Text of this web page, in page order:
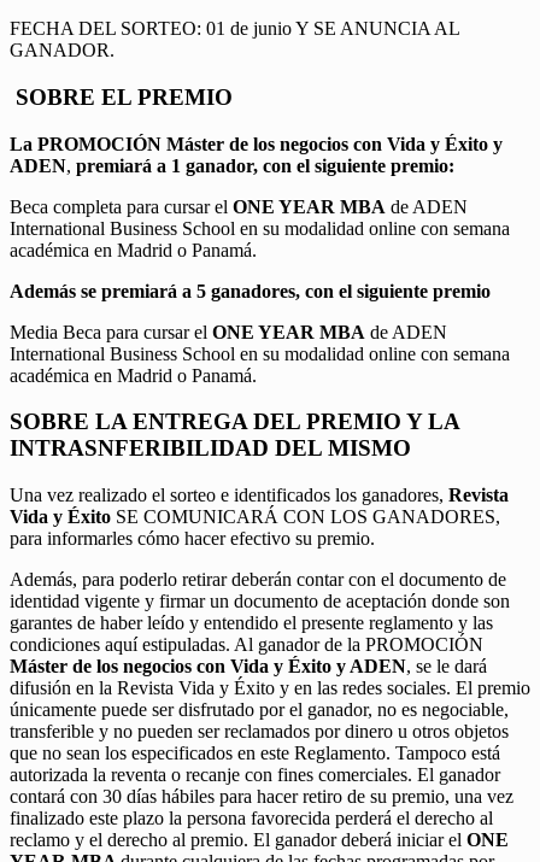
FECHA DEL SORTEO: 01 de junio Y SE ANUNCIA AL
GANADOR.
SOBRE EL PREMIO
La PROMOCIÓN Máster de los negocios con Vida y Éxito y
ADEN, premiará a 1 ganador, con el siguiente premio:
Beca completa para cursar el ONE YEAR MBA de ADEN
International Business School en su modalidad online con semana
académica en Madrid o Panamá.
Además se premiará a 5 ganadores, con el siguiente premio
Media Beca para cursar el ONE YEAR MBA de ADEN
International Business School en su modalidad online con semana
académica en Madrid o Panamá.
SOBRE LA ENTREGA DEL PREMIO Y LA
INTRASNFERIBILIDAD DEL MISMO
Una vez realizado el sorteo e identificados los ganadores, Revista
Vida y Éxito SE COMUNICARÁ CON LOS GANADORES,
para informarles cómo hacer efectivo su premio.
Además, para poderlo retirar deberán contar con el documento de
identidad vigente y firmar un documento de aceptación donde son
garantes de haber leído y entendido el presente reglamento y las
condiciones aquí estipuladas. Al ganador de la PROMOCIÓN
Máster de los negocios con Vida y Éxito y ADEN, se le dará
difusión en la Revista Vida y Éxito y en las redes sociales. El premio
únicamente puede ser disfrutado por el ganador, no es negociable,
transferible y no pueden ser reclamados por dinero u otros objetos
que no sean los especificados en este Reglamento. Tampoco está
autorizada la reventa o recanje con fines comerciales. El ganador
contará con 30 días hábiles para hacer retiro de su premio, una vez
finalizado este plazo la persona favorecida perderá el derecho al
reclamo y el derecho al premio. El ganador deberá iniciar el ONE